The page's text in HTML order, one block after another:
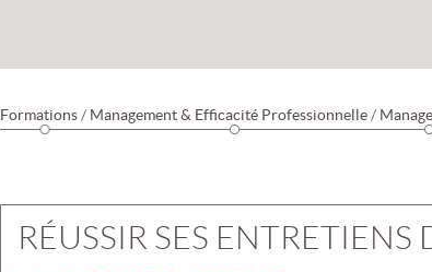
Formations / Management & Efficacité Professionnelle /
RÉUSSIR SES